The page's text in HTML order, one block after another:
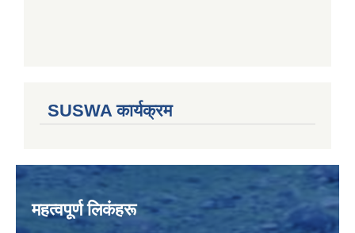
SUSWA कार्यक्रम
महत्वपूर्ण लिकंहरू